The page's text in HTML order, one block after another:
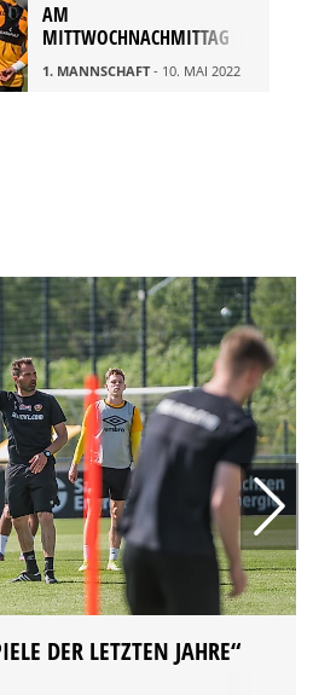
AM
MITTWOCHNACHMITTAG
1. MANNSCHAFT- 10. MAI 2022
DER LETZTEN JAHRE“